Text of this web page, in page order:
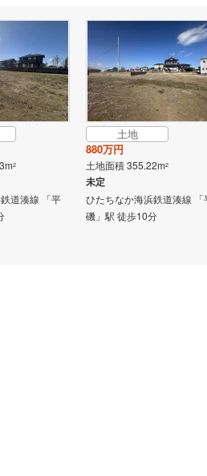
2
道湊線 「平
土地
880万円
土地面積 355.22m2
未定
ひたちなか海浜鉄道湊線 「
磯」駅 徒歩10分
連など
IT重説可